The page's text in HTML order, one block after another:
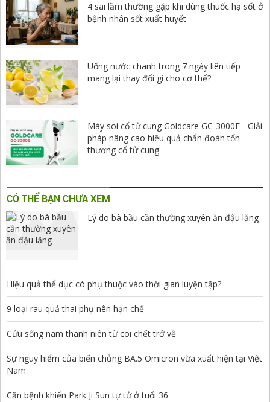
4 sai lầm thường gặp khi dùng thuốc hạ sốt ở
bệnh nhân sốt xuất huyết
Uống nước chanh trong 7 ngày liên tiếp
mang lại thay đổi gì cho cơ thể?
Máy soi cổ tử cung Goldcare GC-3000E - Giải
pháp nâng cao hiệu quả chẩn đoán tổn
thương cổ tử cung
CÓ THỂ BẠN CHƯA XEM
Lý do bà bầu cần thường xuyên ăn đậu lăng
Hiệu quả thể dục có phụ thuộc vào thời gian luyện tập?
9 loại rau quả thai phụ nên hạn chế
Cứu sống nam thanh niên từ cõi chết trở về
Sự nguy hiểm của biến chủng BA.5 Omicron vừa xuất hiện tại Việt
Nam
Căn bệnh khiến Park Ji Sun tự tử ở tuổi 36